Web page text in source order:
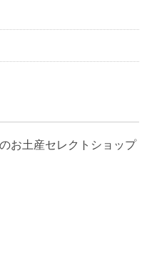
お土産セレクトショップ